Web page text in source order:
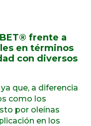
frente a
en términos
con diversos
que, a diferencia
como los
por oleínas
en los